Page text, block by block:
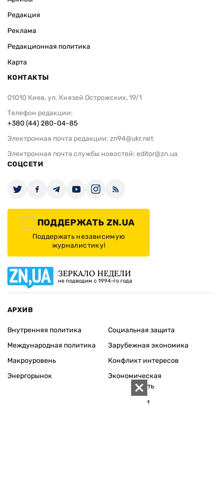
Редакция
Реклама
Редакционная политика
Карта
КОНТАКТЫ
01010 Киев, ул. Князей Острожских, 19/1
Телефон редакции:
+380 (44) 280-04-85
Электронная почта редакции: zn94@ukr.net
Электронная почта службы новостей: editor@zn.ua
СОЦСЕТИ
ПОДДЕРЖАТЬ ZN.UA
Поддержать независимую
журналистику!
ЗЕРКАЛО НЕДЕЛИ
не подводим с 1994-го года
АРХИВ
Внутренняя политика
Международная политика
Макроуровень
Энергорынок
Социальная защита
Зарубежная экономика
Конфликт интересов
Экономическая
безопасность
Персоналии